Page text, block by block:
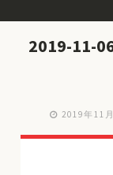
2019-11-
2019年11